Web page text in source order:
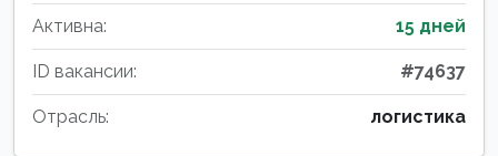
Активна: 15 дней
ID вакансии: #74637
Отрасль: логистика